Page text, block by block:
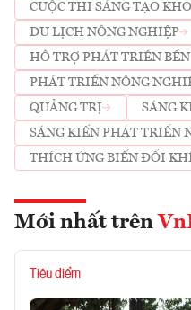
CUỘC THI SÁNG TẠO
DU LỊCH NÔNG NGHIỆP
HỖ TRỢ PHÁT TRIỂN
PHÁT TRIỂN NÔNG
QUẢNG TRỊ
SÁNG
SÁNG KIẾN PHÁT TRIỂN
THÍCH ỨNG BIẾN ĐỔI
Mới nhất trên
Tiêu điểm